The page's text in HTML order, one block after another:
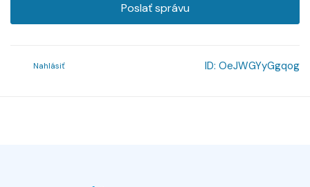
Poslať správu
Nahlásiť ID: OeJWGYyGgqog